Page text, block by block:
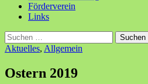
Förderverein
Links
Suchen
nach:
Aktuelles, Allgemein
Ostern 2019